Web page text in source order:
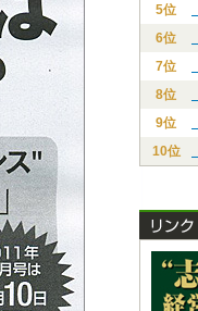
5位
6位
7位
8位
9位
10位